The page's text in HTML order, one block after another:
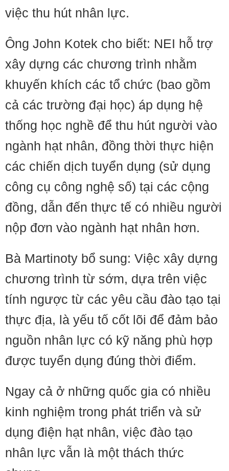
việc thu hút nhân lực.
Ông John Kotek cho biết: NEI hỗ trợ
xây dựng các chương trình nhằm
khuyến khích các tổ chức (bao gồm
cả các trường đại học) áp dụng hệ
thống học nghề để thu hút người vào
ngành hạt nhân, đồng thời thực hiện
các chiến dịch tuyển dụng (sử dụng
công cụ công nghệ số) tại các cộng
đồng, dẫn đến thực tế có nhiều người
nộp đơn vào ngành hạt nhân hơn.
Bà Martinoty bổ sung: Việc xây dựng
chương trình từ sớm, dựa trên việc
tính ngược từ các yêu cầu đào tạo tại
thực địa, là yếu tố cốt lõi để đảm bảo
nguồn nhân lực có kỹ năng phù hợp
được tuyển dụng đúng thời điểm.
Ngay cả ở những quốc gia có nhiều
kinh nghiệm trong phát triển và sử
dụng điện hạt nhân, việc đào tạo
nhân lực vẫn là một thách thức